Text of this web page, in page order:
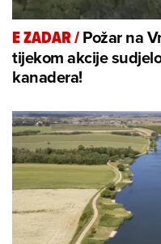
E ZADAR/Požar na
tijekom akcije
kanadera!